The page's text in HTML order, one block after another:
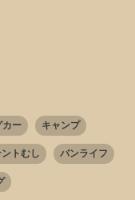
カー キャンプ
ントむし バンライフ